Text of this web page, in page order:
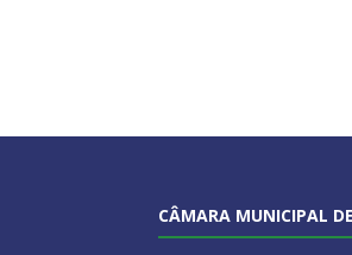
CÂMARA MUNICIPAL